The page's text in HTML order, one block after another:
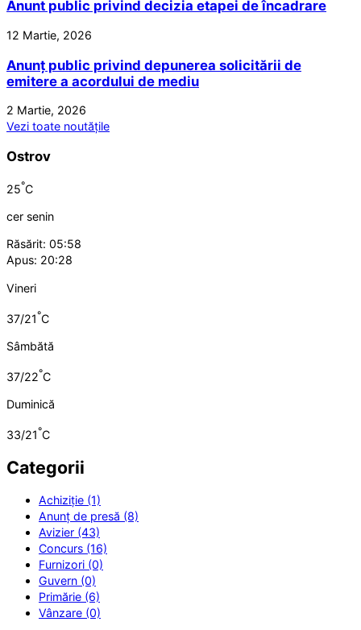
Anunt public privind decizia etapei de încadrare
12 Martie, 2026
Anunț public privind depunerea solicitării de
emitere a acordului de mediu
2 Martie, 2026
Vezi toate noutățile
Ostrov
25°C
cer senin
Răsărit: 05:58
Apus: 20:28
Vineri
37/21°C
Sâmbătă
37/22°C
Duminică
33/21°C
Categorii
Achiziție (1)
Anunț de presă (8)
Avizier (43)
Concurs (16)
Furnizori (0)
Guvern (0)
Primărie (6)
Vânzare (0)